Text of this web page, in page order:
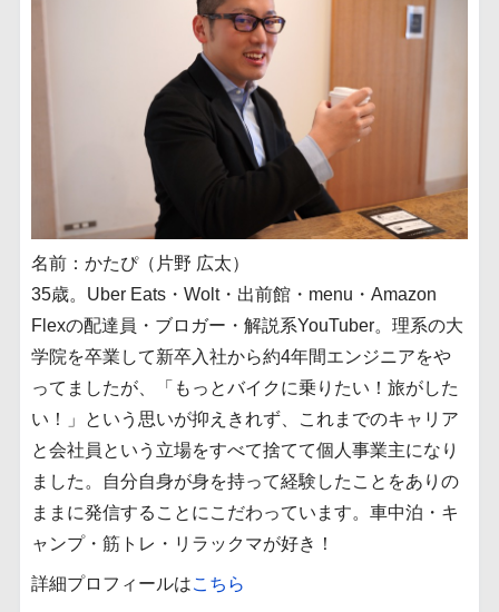
名前：かたぴ（片野 広太）
35歳。Uber Eats・Wolt・出前館・menu・Amazon
Flexの配達員・ブロガー・解説系YouTuber。理系の大
学院を卒業して新卒入社から約4年間エンジニアをや
ってましたが、「もっとバイクに乗りたい！旅がした
い！」という思いが抑えきれず、これまでのキャリア
と会社員という立場をすべて捨てて個人事業主になり
ました。自分自身が身を持って経験したことをありの
ままに発信することにこだわっています。車中泊・キ
ャンプ・筋トレ・リラックマが好き！
詳細プロフィールはこちら